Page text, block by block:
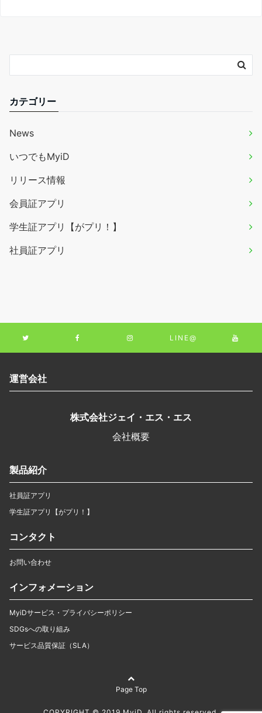
カテゴリー
News
いつでもMyiD
リリース情報
会員証アプリ
学生証アプリ【がプリ！】
社員証アプリ
LINE@
運営会社
株式会社ジェイ・エス・エス
会社概要
製品紹介
社員証アプリ
学生証アプリ【がプリ！】
コンタクト
お問い合わせ
インフォメーション
MyiDサービス・プライバシーポリシー
SDGsへの取り組み
サービス品質保証（SLA）
Page Top